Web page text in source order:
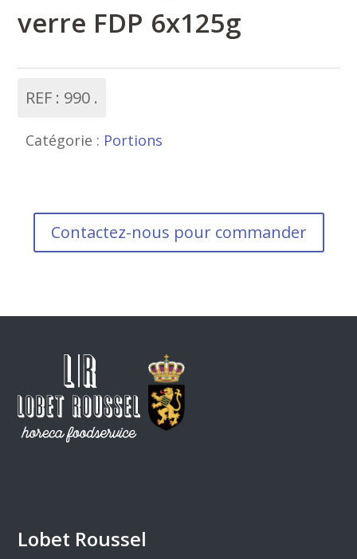
verre FDP 6x125g
REF : 990
Catégorie : Portions
Contactez-nous pour commander
Lobet Roussel